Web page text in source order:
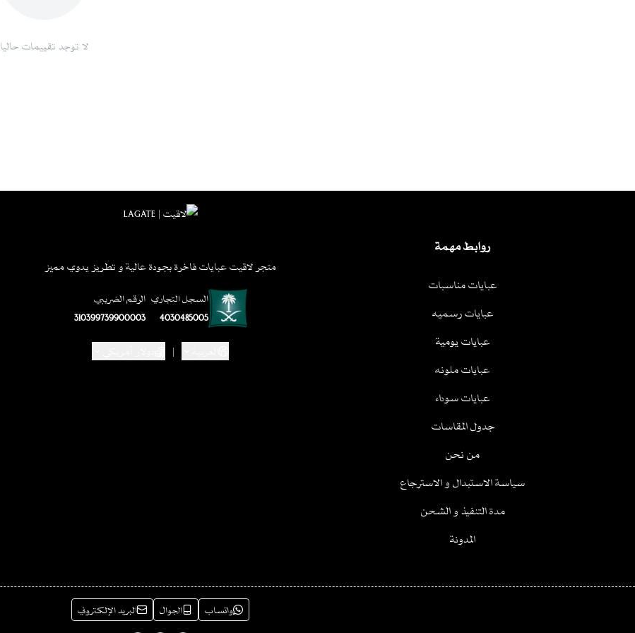
لا توجد تقييمات حاليا
روابط مهمة
عبايات مناسبات
عبايات رسميه
عبايات يومية
عبايات ملونه
عبايات سوداء
جدول المقاسات
من نحن
سياسة الاستبدال و الاسترجاع
مدة التنفيذ و الشحن
المدونة
متجر لاقيت عبايات فاخرة بجودة عالية و تطريز يدوي مميز
السجل التجاري
4030485005
الرقم الضريبي
310399739900003
|
واتساب الجوال البريد الإلكتروني